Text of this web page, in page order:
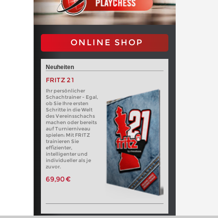
ONLINE SHOP
Neuheiten
FRITZ 21
Ihr persönlicher
Schachtrainer - Egal,
ob Sie Ihre ersten
Schritte in die Welt
des Vereinsschachs
machen oder bereits
auf Turnierniveau
spielen: Mit FRITZ
trainieren Sie
effizienter,
intelligenter und
individueller als je
zuvor.
69,90 €